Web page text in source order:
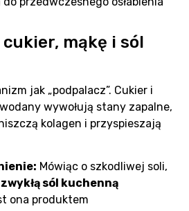
mąkę i sól
jak „podpalacz”. Cukier i
wywołują stany zapalne,
kolagen i przyspieszają
Mówiąc o szkodliwej soli,
zwykłą sól kuchenną
ona produktem